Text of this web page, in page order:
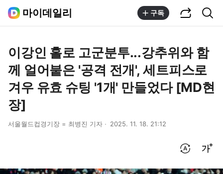
마이데일리 구독
이강인 홀로 고군분투...강추위와 함
께 얼어붙은 '공격 전개', 세트피스로
겨우 유효 슈팅 '1개' 만들었다 [MD현
장]
서울월드컵경기장 = 최병진 기자 2025. 11. 18. 21:12